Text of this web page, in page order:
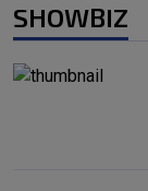
SHOWBIZ